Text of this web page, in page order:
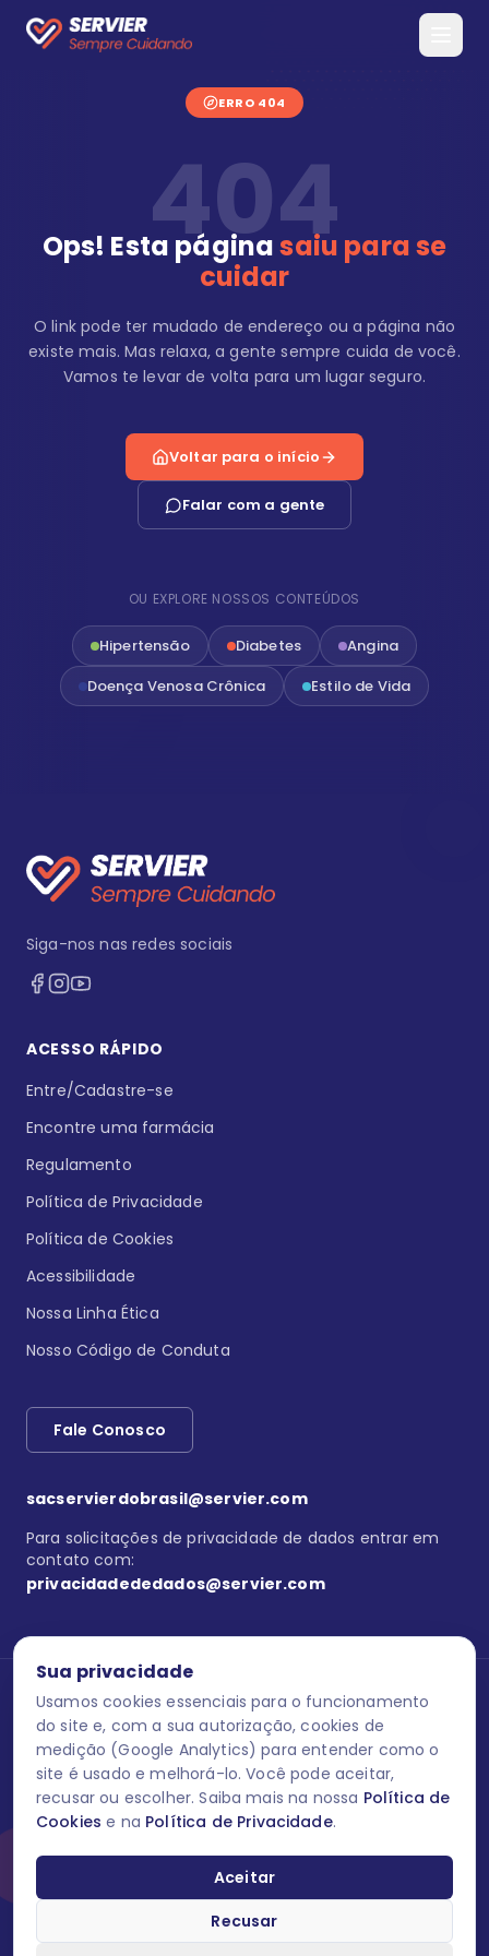
Sua privacidade
Usamos cookies essenciais para o funcionamento
do site e, com a sua autorização, cookies de
medição (Google Analytics) para entender como o
site é usado e melhorá-lo. Você pode aceitar,
recusar ou escolher. Saiba mais na nossa Política de
Cookies e na Política de Privacidade.
Aceitar
Recusar
ERRO 404
404
Ops! Esta páginasaiu para se
cuidar
O link pode ter mudado de endereço ou a página não
existe mais. Mas relaxa, a gente sempre cuida de você.
Vamos te levar de volta para um lugar seguro.
Voltar para o início
Falar com a gente
OU EXPLORE NOSSOS CONTEÚDOS
Hipertensão Diabetes
Angina
Doença Venosa Crônica
Estilo de Vida
Siga-nos nas redes sociais
ACESSO RÁPIDO
Entre/Cadastre-se
Encontre uma farmácia
Regulamento
Política de Privacidade
Política de Cookies
Acessibilidade
Nossa Linha Ética
Nosso Código de Conduta
Fale Conosco
sacservierdobrasil@servier.com
Para solicitações de privacidade de dados entrar em
contato com:
privacidadededados@servier.com
Se estiver no programa semprecuidando, comunique aquiuma
reação adversa com os produtos Servier. Este site contém
informações para o público leigo e para os profissionais de saúde
do Brasil habilitados a prescrever medicamentos. M-AS ONE-BR-
202606-00013 / Agosto 2026.
O laboratório Servier do Brasil respeita os seus dados! Caso deseje
dados pessoais você pode fazê-lo a qualquer momento entrando
em contato através do site www.semprecuidando.com.br na opção
fale conosco.